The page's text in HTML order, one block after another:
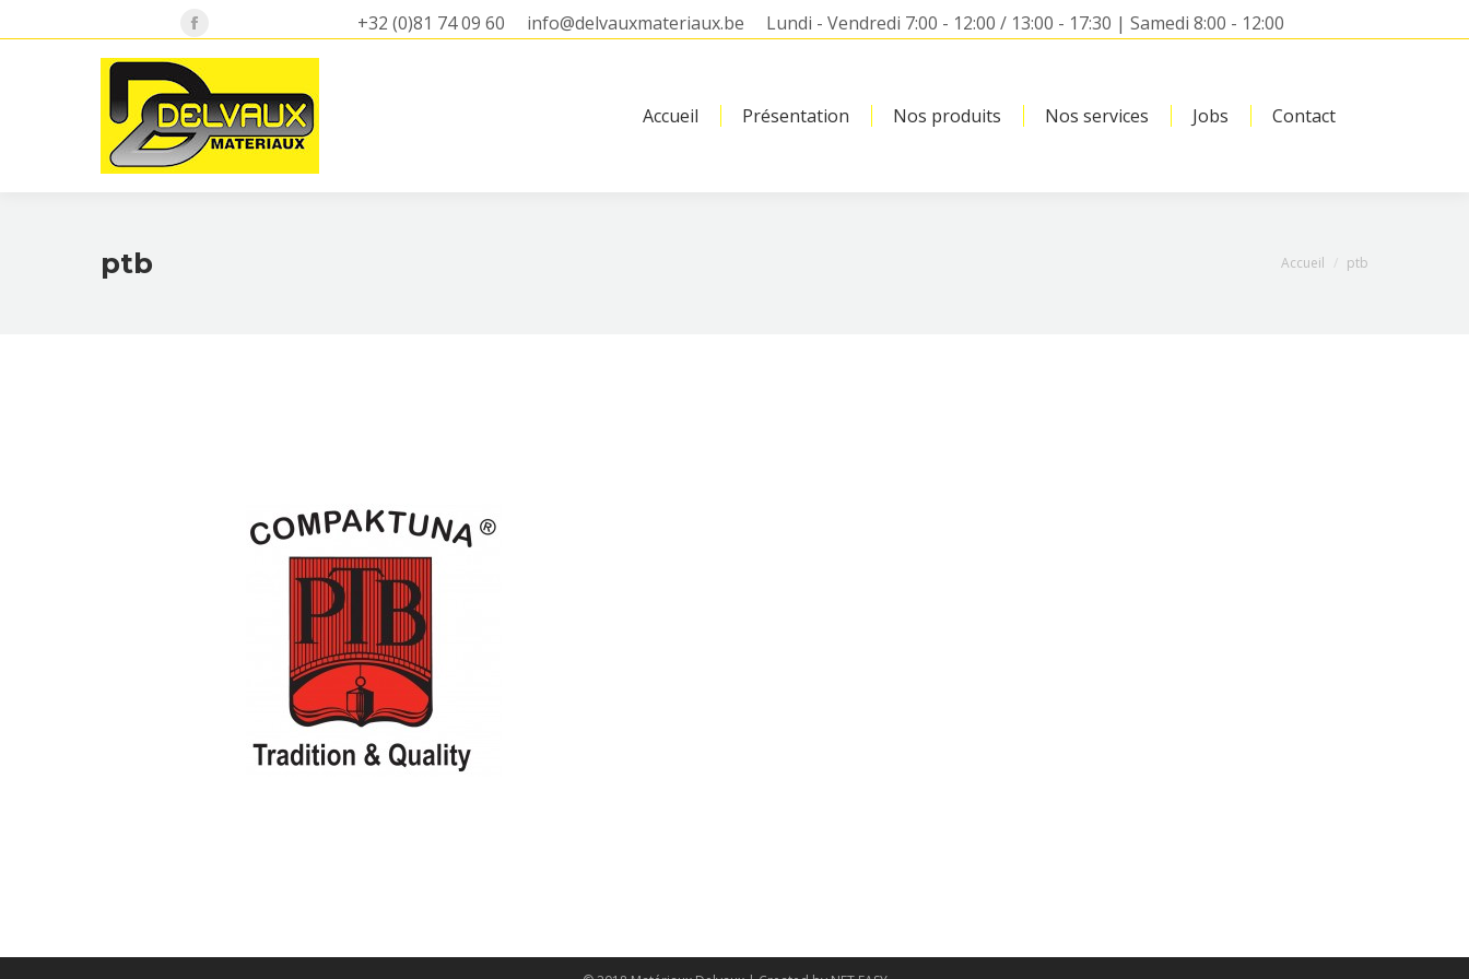
Facebook
page
opens
in
new
window
+32 (0)81 74 09 60 info@delvauxmateriaux.be Lundi - Vendredi 7:00 - 12:00 / 13:00 - 17:30 | Samedi 8:00 - 12:00
Accueil Présentation Nos produits Nos services Jobs Contact
ptb Vous êtes ici :
Accueil ptb